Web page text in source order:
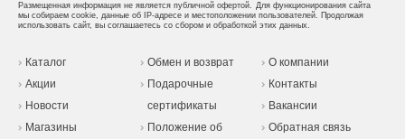
Размещенная информация не является публичной офертой. Для функционирования сайта
мы собираем cookie, данные об IP-адресе и местоположении пользователей. Продолжая
использовать сайт, вы соглашаетесь со сбором и обработкой этих данных.
Каталог
Акции
Новости
Магазины
Обмен и возврат
Подарочные
сертификаты
Положение об
О компании
Контакты
Вакансии
Обратная связь